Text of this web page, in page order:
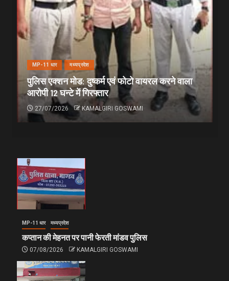
MP-11 धार मध्यप्रदेश
पुलिस एक्शन मोड: दुष्कर्म एवं फोटो वायरल करने वाला
आरोपी 12 घन्टे में गिरफ्तार
27/07/2026 KAMALGIRI GOSWAMI
MP-11 धार मध्यप्रदेश
कप्तान की मेहनत पर पानी फेरती मांडव पुलिस
07/08/2026 KAMALGIRI GOSWAMI